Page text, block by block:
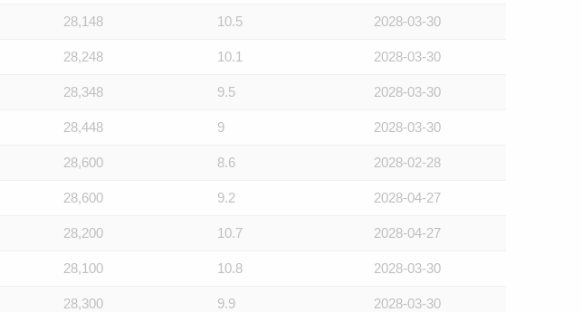
28,148 10.5 2028-03-30
28,248 10.1 2028-03-30
28,348 9.5 2028-03-30
28,448 9 2028-03-30
28,600 8.6 2028-02-28
28,600 9.2 2028-04-27
28,200 10.7 2028-04-27
28,100 10.8 2028-03-30
28,300 9.9 2028-03-30